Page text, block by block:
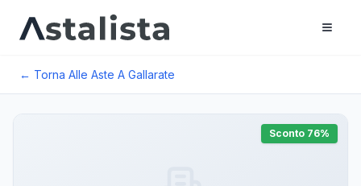
← Torna Alle Aste A Gallarate
Sconto 76%